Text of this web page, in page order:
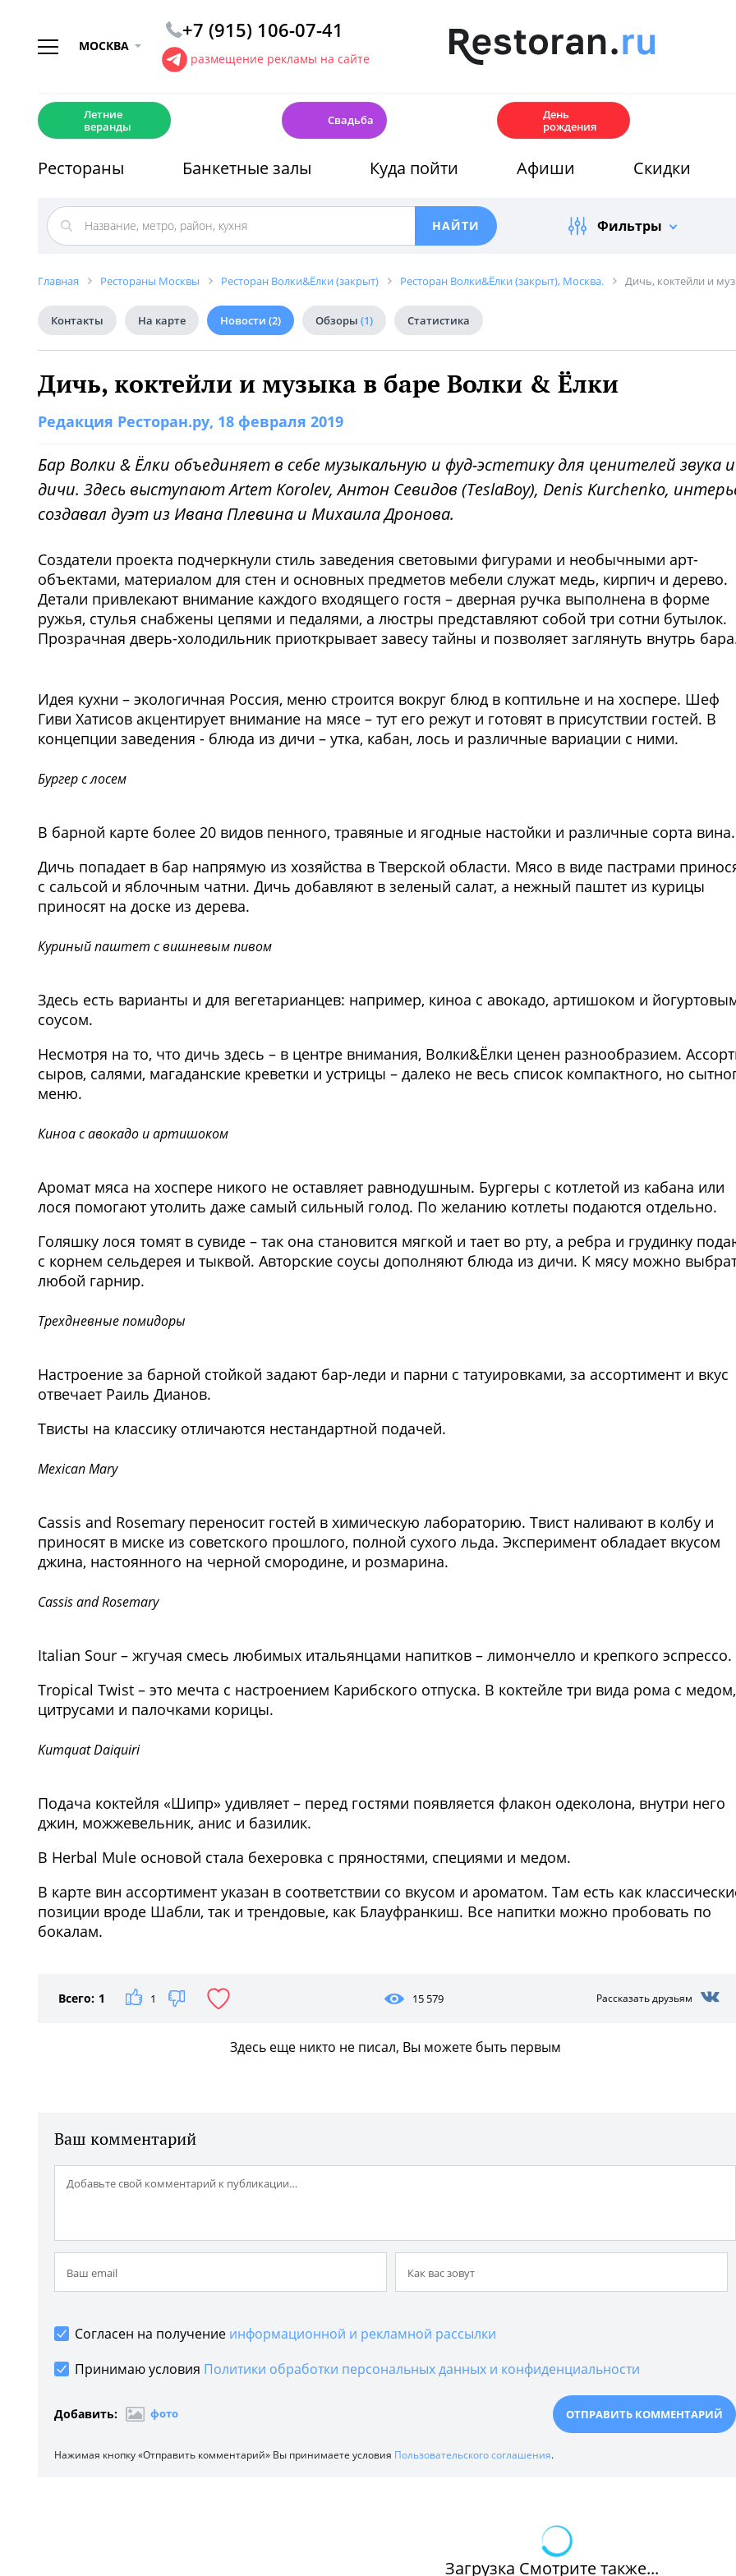
МОСКВА
+7 (915) 106-07-41
размещение рекламы на сайте
Летние
веранды
Свадьба
День
рождения
Рестораны Банкетные залы Куда пойти Афиши Скидки
Фильтры
Главная Рестораны Москвы Ресторан Волки&Ёлки (закрыт) Ресторан Волки&Ёлки (закрыт), Москва. Дичь, коктейли и
Контакты На карте Новости (2) Обзоры (1) Статистика
Дичь, коктейли и музыка в баре Волки & Ёлки
Редакция Ресторан.ру, 18 февраля 2019
Бар Волки & Ёлки объединяет в себе музыкальную и фуд-эстетику для ценителей звука и
дичи. Здесь выступают Artem Korolev, Антон Севидов (TeslaBoy), Denis Kurchenko,
создавал дуэт из Ивана Плевина и Михаила Дронова.
Создатели проекта подчеркнули стиль заведения световыми фигурами и необычными арт-
объектами, материалом для стен и основных предметов мебели служат медь, кирпич и дерево.
Детали привлекают внимание каждого входящего гостя – дверная ручка выполнена в форме
ружья, стулья снабжены цепями и педалями, а люстры представляют собой три сотни бутылок.
Прозрачная дверь-холодильник приоткрывает завесу тайны и позволяет заглянуть внутрь
Фото предоставлены
Идея кухни – экологичная Россия, меню строится вокруг блюд в коптильне и на хоспере. Шеф
Гиви Хатисов акцентирует внимание на мясе – тут его режут и готовят в присутствии гостей. В
концепции заведения - блюда из дичи – утка, кабан, лось и различные вариации с ними.
Фото предоставлены
Бургер с лосем
В барной карте более 20 видов пенного, травяные и ягодные настойки и различные сорта вина.
Дичь попадает в бар напрямую из хозяйства в Тверской области. Мясо в виде пастрами
с сальсой и яблочным чатни. Дичь добавляют в зеленый салат, а нежный паштет из курицы
приносят на доске из дерева.
Куриный паштет с вишневым пивом
Здесь есть варианты и для вегетарианцев: например, киноа с авокадо, артишоком и
соусом.
Несмотря на то, что дичь здесь – в центре внимания, Волки&Ёлки ценен разнообразием.
сыров, салями, магаданские креветки и устрицы – далеко не весь список компактного, но
меню.
Киноа с авокадо и артишоком
Аромат мяса на хоспере никого не оставляет равнодушным. Бургеры с котлетой из кабана или
лося помогают утолить даже самый сильный голод. По желанию котлеты подаются отдельно.
Голяшку лося томят в сувиде – так она становится мягкой и тает во рту, а ребра и грудинку
с корнем сельдерея и тыквой. Авторские соусы дополняют блюда из дичи. К мясу можно
любой гарнир.
Трехдневные помидоры
Настроение за барной стойкой задают бар-леди и парни с татуировками, за ассортимент и вкус
отвечает Раиль Дианов.
Твисты на классику отличаются нестандартной подачей.
Mexican Mary
Cassis and Rosemary переносит гостей в химическую лабораторию. Твист наливают в колбу и
приносят в миске из советского прошлого, полной сухого льда. Эксперимент обладает вкусом
джина, настоянного на черной смородине, и розмарина.
Cassis and Rosemary
Italian Sour – жгучая смесь любимых итальянцами напитков – лимончелло и крепкого эспрессо.
Tropical Twist – это мечта с настроением Карибского отпуска. В коктейле три вида рома с медом,
цитрусами и палочками корицы.
Kumquat Daiquiri
Подача коктейля «Шипр» удивляет – перед гостями появляется флакон одеколона, внутри него
джин, можжевельник, анис и базилик.
В Herbal Mule основой стала бехеровка с пряностями, специями и медом.
В карте вин ассортимент указан в соответствии со вкусом и ароматом. Там есть как
позиции вроде Шабли, так и трендовые, как Блауфранкиш. Все напитки можно пробовать по
бокалам.
Всего: 1 1 15 579 Рассказать друзьям
Здесь еще никто не писал, Вы можете быть первым
Ваш комментарий
Согласен на получение информационной и рекламной рассылки
Принимаю условия Политики обработки персональных данных и конфиденциальности
Добавить: фото
Нажимая кнопку «Отправить комментарий» Вы принимаете условия Пользовательского соглашения.
Загрузка Смотрите также...